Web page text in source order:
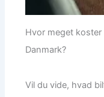
Hvor meget
Danmark?
Vil du vide, hvad